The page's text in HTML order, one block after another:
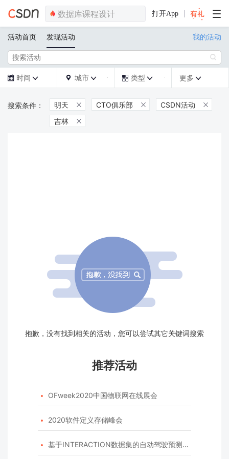
打开App
活动首页 发现活动 我的活动

 时间   城市   类型  更多 
明天  CTO俱乐部  CSDN活动 
吉林 
抱歉，没有找到相关的活动，您可以尝试其它关键词搜索
推荐活动
 OFweek2020中国物联网在线展会
 2020软件定义存储峰会
 基于INTERACTION数据集的自动驾驶预测模型挑战赛